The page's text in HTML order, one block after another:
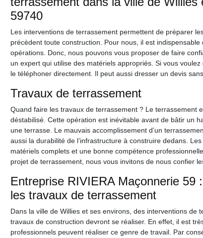
59740
Les interventions de terrassement permettent de préparer
précèdent toute construction. Pour nous, il est
opérations. Donc, nous pouvons vous proposer de faire
un expert qui utilise des matériels appropriés. Si vous
le téléphoner directement. Il peut aussi dresser un devis
Travaux de terrassement
Quand faire les travaux de terrassement ? Le terrassement
déstabilisé. Cette opération est inévitable avant de bâtir un
une terrasse. Le mauvais accomplissement d’un
aussi la durabilité de l’infrastructure à construire dedans.
matériels complets et une bonne compétence
projet de terrassement, nous vous invitons de nous confier
Entreprise RIVIERA Maçonnerie 59
les travaux de terrassement
Dans la ville de Willies et ses environs, des interventions de
travaux de construction devront se réaliser. En effet, il est
professionnels peuvent réaliser ce genre de travail. Par